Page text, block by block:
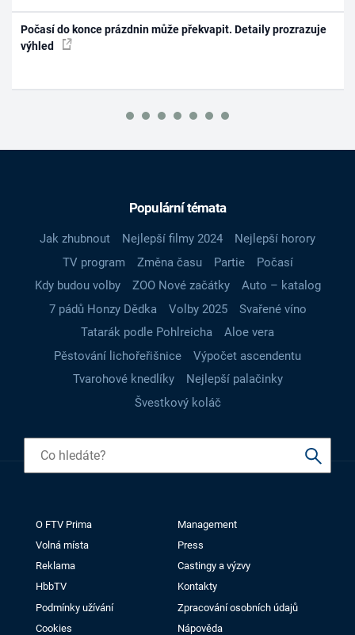
Počasí do konce prázdnin může překvapit. Detaily prozrazuje
výhled
Populární témata
Jak zhubnout Nejlepší filmy 2024
Nejlepší horory
TV program
Změna času Partie
Počasí
Kdy budou volby
ZOO Nové začátky
Auto – katalog
7 pádů Honzy Dědka
Volby 2025
Svařené víno
Tatarák podle Pohlreicha
Aloe vera
Pěstování lichořeřišnice
Výpočet ascendentu
Tvarohové knedlíky
Nejlepší palačinky
Švestkový koláč
O FTV Prima
Management
Volná místa
Press
Reklama
Castingy a výzvy
HbbTV
Kontakty
Podmínky užívání
Zpracování osobních údajů
Cookies
Nápověda